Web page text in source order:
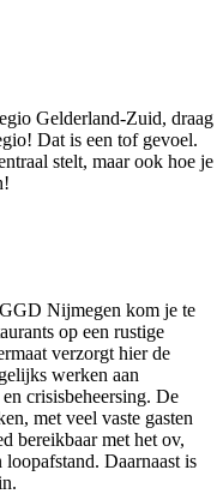
Gelderland-Zuid, draag
Dat is een tof gevoel.
stelt, maar ook hoe je
Nijmegen kom je te
op een rustige
verzorgt hier de
werken aan
crisisbeheersing. De
met veel vaste gasten
bereikbaar met het ov,
Daarnaast is